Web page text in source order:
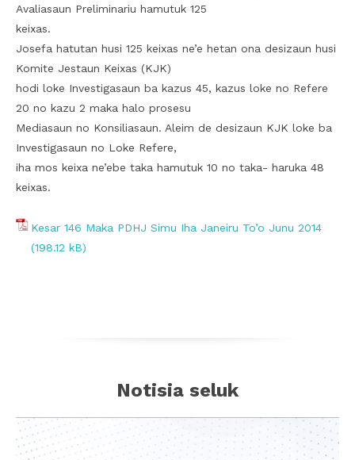
Avaliasaun Preliminariu hamutuk 125
keixas.
Josefa hatutan husi 125 keixas ne’e hetan ona desizaun husi
Komite Jestaun Keixas (KJK)
hodi loke Investigasaun ba kazus 45, kazus loke no Refere
20 no kazu 2 maka halo prosesu
Mediasaun no Konsiliasaun. Aleim de desizaun KJK loke ba
Investigasaun no Loke Refere,
iha mos keixa ne’ebe taka hamutuk 10 no taka- haruka 48
keixas.
Kesar 146 Maka PDHJ Simu Iha Janeiru To’o Junu 2014
Notisia seluk